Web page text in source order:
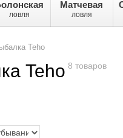
ловля
Матчевая
ловля
Teho
Teho 8 товаров